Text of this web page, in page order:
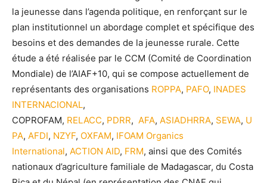
la jeunesse dans l’agenda politique, en renforçant sur le
plan institutionnel un abordage complet et spécifique des
besoins et des demandes de la jeunesse rurale. Cette
étude a été réalisée par le CCM (Comité de Coordination
Mondiale) de l’AIAF+10, qui se compose actuellement de
représentants des organisations ROPPA, PAFO, INADES
INTERNACIONAL,
COPROFAM, RELACC, PDRR, AFA, ASIADHRRA, SEWA, U
PA, AFDI, NZYF, OXFAM, IFOAM Organics
International, ACTION AID, FRM, ainsi que des Comités
nationaux d’agriculture familiale de Madagascar, du Costa